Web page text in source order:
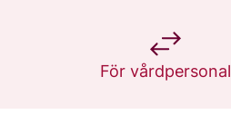
För vårdpersonal
på 1177.se